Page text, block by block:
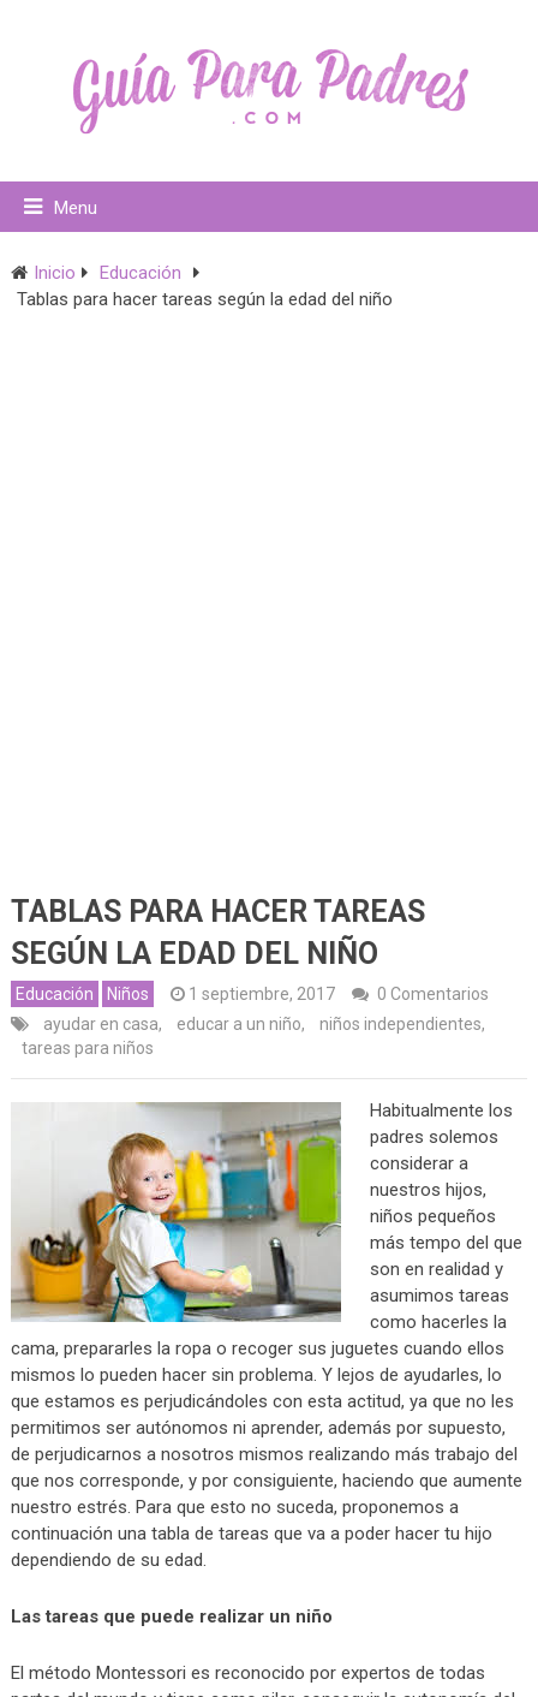
Menu
Inicio
Educación
Tablas para hacer tareas según la edad del niño
TABLAS PARA HACER TAREAS
SEGÚN LA EDAD DEL NIÑO
Educación Niños 1 septiembre, 2017
0 Comentarios
ayudar en casa, educar a un niño, niños independientes,
tareas para niños
Habitualmente los
padres solemos
considerar a
nuestros hijos,
niños pequeños
más tempo del que
son en realidad y
asumimos tareas
como hacerles la
cama, prepararles la ropa o recoger sus juguetes cuando ellos
mismos lo pueden hacer sin problema. Y lejos de ayudarles, lo
que estamos es perjudicándoles con esta actitud, ya que no les
permitimos ser autónomos ni aprender, además por supuesto,
de perjudicarnos a nosotros mismos realizando más trabajo del
que nos corresponde, y por consiguiente, haciendo que aumente
nuestro estrés. Para que esto no suceda, proponemos a
continuación una tabla de tareas que va a poder hacer tu hijo
dependiendo de su edad.
Las tareas que puede realizar un niño
El método Montessori es reconocido por expertos de todas